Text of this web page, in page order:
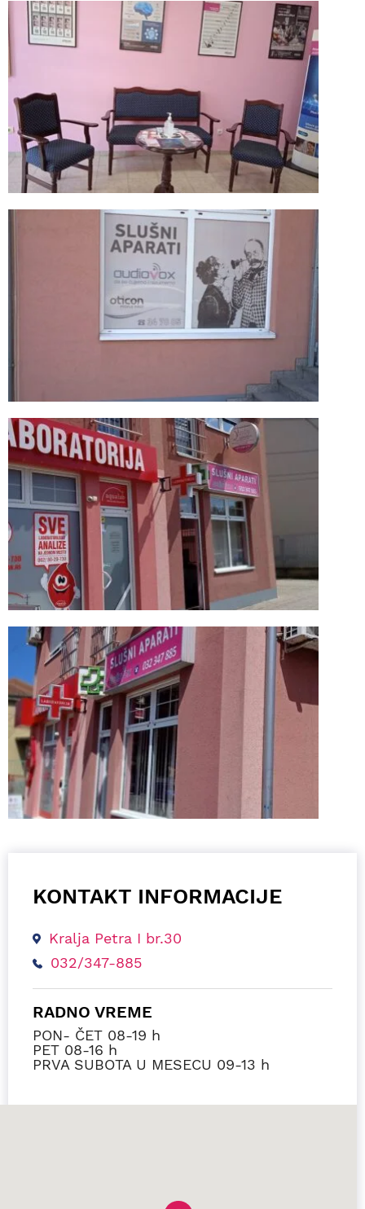
KONTAKT INFORMACIJE
Kralja Petra I br.30
032/347-885
RADNO VREME
PON- ČET 08-19 h
PET 08-16 h
PRVA SUBOTA U MESECU 09-13 h